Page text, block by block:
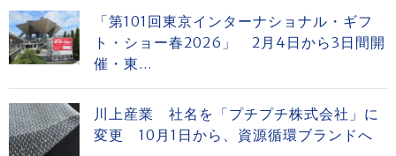
「第101回東京インターナショナル・ギフ
ト・ショー春2026」 2月4日から3日間開
催・東...
川上産業 社名を「プチプチ株式会社」に
変更 10月1日から、資源循環ブランドへ